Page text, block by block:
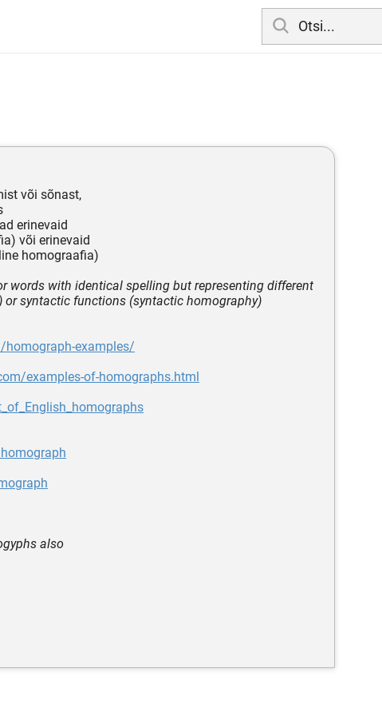
või sõnast,
erinevaid
või erinevaid
homograafia)
words with identical spelling but representing different
syntactic functions (syntactic homography)
examples/
examples-of-homographs.html
also